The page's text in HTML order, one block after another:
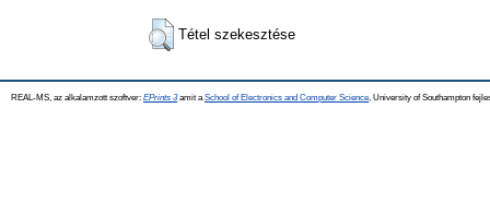
Tétel szekesztése
REAL-MS, az alkalamzott szoftver: EPrints 3amit a School of Electronics and Computer Science , University of Southampton